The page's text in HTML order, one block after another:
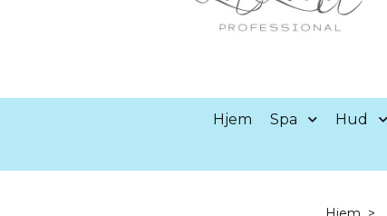
Hjem Spa Hud